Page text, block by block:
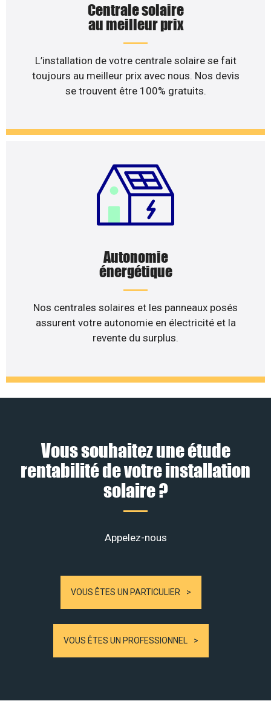
Centrale solaire
au meilleur prix
L’installation de votre centrale solaire se fait
toujours au meilleur prix avec nous. Nos devis
se trouvent être 100% gratuits.
Autonomie
énergétique
Nos centrales solaires et les panneaux posés
assurent votre autonomie en électricité et la
revente du surplus.
Vous souhaitez une étude
rentabilité de votre installation
solaire ?
Appelez-nous
VOUS ÊTES UN PARTICULIER
VOUS ÊTES UN PROFESSIONNEL